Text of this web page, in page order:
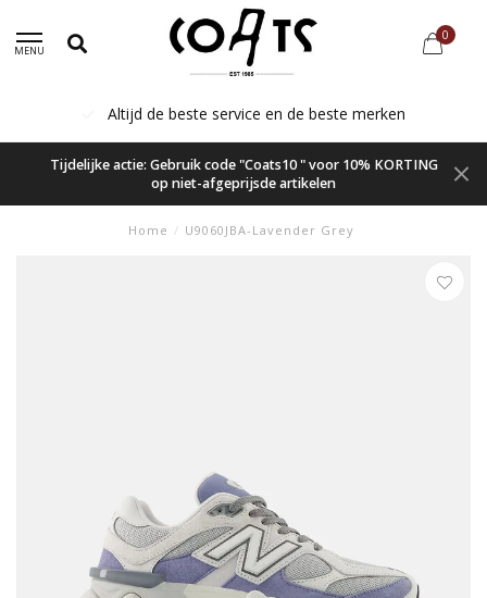
MENU
0
Altijd de beste service en de beste merken
Tijdelijke actie: Gebruik code "Coats10 " voor 10% KORTING
op niet-afgeprijsde artikelen
Home / U9060JBA-Lavender Grey